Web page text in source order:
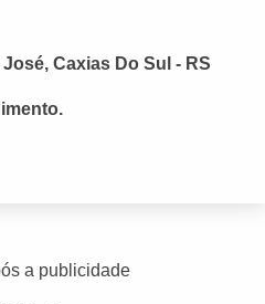
Caxias Do Sul - RS
a publicidade